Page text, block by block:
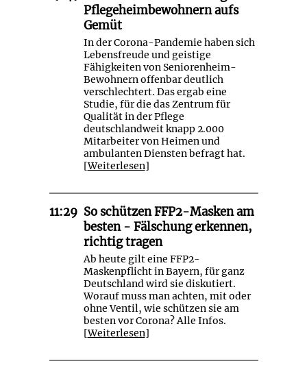
Pflegeheimbewohnern aufs
Gemüt
In der Corona-Pandemie haben sich
Lebensfreude und geistige
Fähigkeiten von Seniorenheim-
Bewohnern offenbar deutlich
verschlechtert. Das ergab eine
Studie, für die das Zentrum für
Qualität in der Pflege
deutschlandweit knapp 2.000
Mitarbeiter von Heimen und
ambulanten Diensten befragt hat.
[Weiterlesen]
11:29 So schützen FFP2-Masken am
besten - Fälschung erkennen,
richtig tragen
Ab heute gilt eine FFP2-
Maskenpflicht in Bayern, für ganz
Deutschland wird sie diskutiert.
Worauf muss man achten, mit oder
ohne Ventil, wie schützen sie am
besten vor Corona? Alle Infos.
[Weiterlesen]